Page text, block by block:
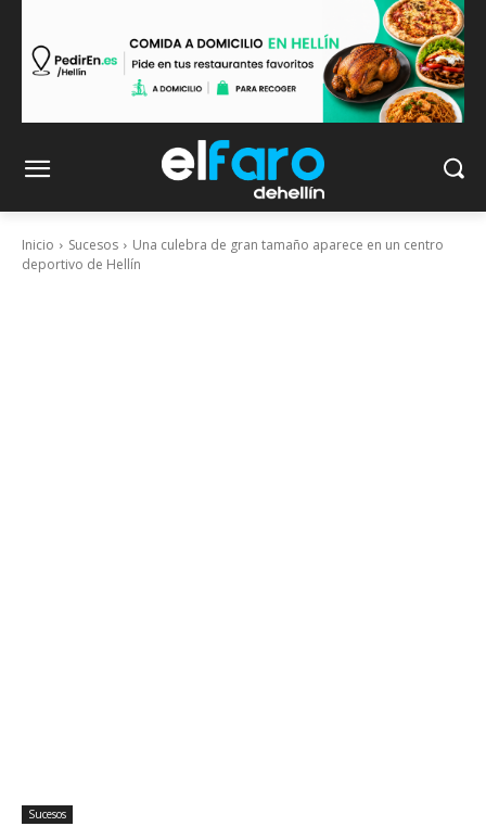
Inicio Sucesos
Una culebra de gran tamaño aparece en un centro
deportivo de Hellín
Sucesos